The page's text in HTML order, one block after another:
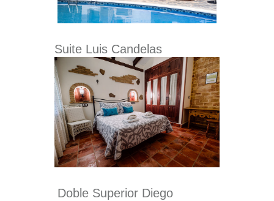
Suite Luis Candelas
Doble Superior Diego